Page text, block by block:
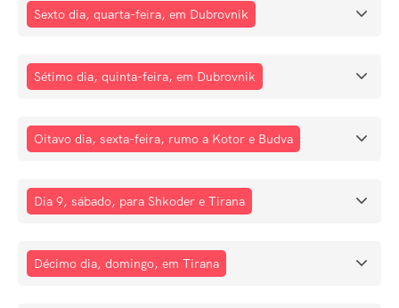
Sexto dia, quarta-feira, em Dubrovnik
Sétimo dia, quinta-feira, em Dubrovnik
Oitavo dia, sexta-feira, rumo a Kotor e Budva
Dia 9, sábado, para Shkoder e Tirana
Décimo dia, domingo, em Tirana